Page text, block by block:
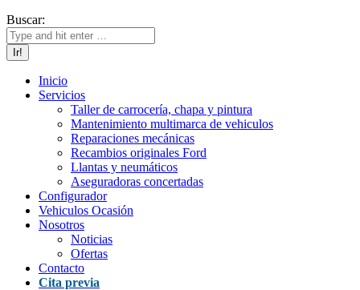
Buscar:
Inicio
Servicios
Taller de carrocería, chapa y pintura
Mantenimiento multimarca de vehiculos
Reparaciones mecánicas
Recambios originales Ford
Llantas y neumáticos
Aseguradoras concertadas
Configurador
Vehiculos Ocasión
Nosotros
Noticias
Ofertas
Contacto
Cita previa